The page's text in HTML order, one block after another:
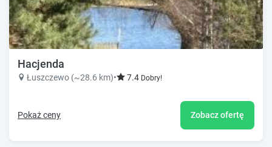
Hacjenda
Łuszczewo (~28.6 km)• 7.4 Dobry!
Pokaż ceny Zobacz ofertę